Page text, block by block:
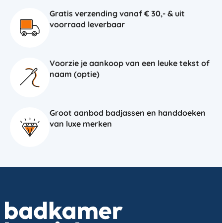
Gratis verzending vanaf € 30,- & uit
voorraad leverbaar
Voorzie je aankoop van een leuke tekst of
naam (optie)
Groot aanbod badjassen en handdoeken
van luxe merken